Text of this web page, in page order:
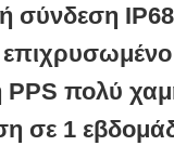
σύνδεση
πολύ
σε 1